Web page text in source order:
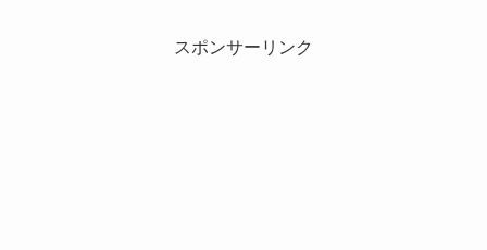
スポンサーリンク